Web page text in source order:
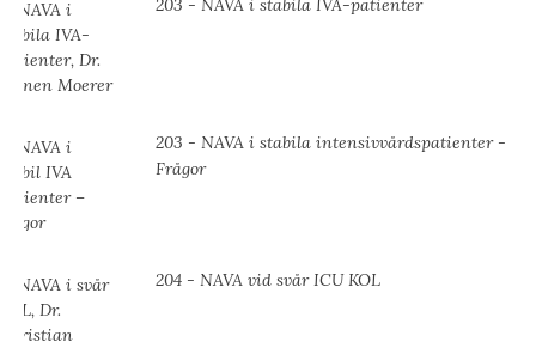
203 - NAVA i stabila IVA-patienter
203 - NAVA i stabila intensivvårdspatienter -
Frågor
204 - NAVA vid svår ICU KOL